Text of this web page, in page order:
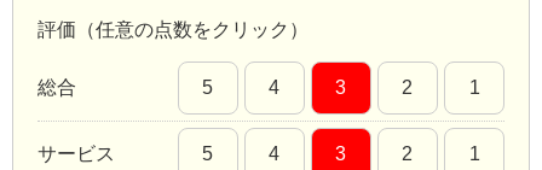
評価（任意の点数をクリック）
総合 5 4 3 2 1
サービス 5 4 3 2 1